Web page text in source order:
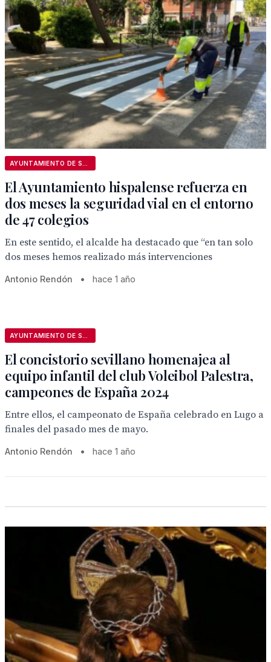
El Ayuntamiento hispalense refuerza en
dos meses la seguridad vial en el entorno
de 47 colegios
En este sentido, el alcalde ha destacado que “en tan solo
dos meses hemos realizado más intervenciones
Antonio Rendón • hace 1 año
El concistorio sevillano homenajea al
equipo infantil del club Voleibol Palestra,
campeones de España 2024
Entre ellos, el campeonato de España celebrado en Lugo a
finales del pasado mes de mayo.
Antonio Rendón • hace 1 año